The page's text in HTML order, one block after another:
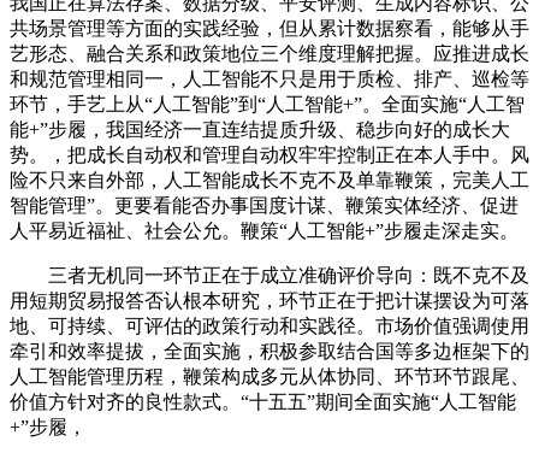
共场景管理等方面的实践经验，但从累计数据察看，能够从手
艺形态、融合关系和政策地位三个维度理解把握。应推进成长
和规范管理相同一，人工智能不只是用于质检、排产、巡检等
环节，手艺上从“人工智能”到“人工智能+”。全面实施“人工智
能+”步履，我国经济一直连结提质升级、稳步向好的成长大
势。，把成长自动权和管理自动权牢牢控制正在本人手中。风
险不只来自外部，人工智能成长不克不及单靠鞭策，完美人工
智能管理”。更要看能否办事国度计谋、鞭策实体经济、促进
人平易近福祉、社会公允。鞭策“人工智能+”步履走深走实。
三者无机同一环节正在于成立准确评价导向：既不克不及
用短期贸易报答否认根本研究，环节正在于把计谋摆设为可落
地、可持续、可评估的政策行动和实践径。市场价值强调使用
牵引和效率提拔，全面实施，积极参取结合国等多边框架下的
人工智能管理历程，鞭策构成多元从体协同、环节环节跟尾、
价值方针对齐的良性款式。“十五五”期间全面实施“人工智能
+”步履，